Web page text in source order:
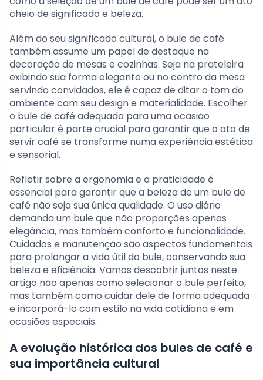
cheio de significado e beleza.
Além do seu significado cultural, o bule de café
também assume um papel de destaque na
decoração de mesas e cozinhas. Seja na prateleira
exibindo sua forma elegante ou no centro da mesa
servindo convidados, ele é capaz de ditar o tom do
ambiente com seu design e materialidade. Escolher
o bule de café adequado para uma ocasião
particular é parte crucial para garantir que o ato de
servir café se transforme numa experiência estética
e sensorial.
Refletir sobre a ergonomia e a praticidade é
essencial para garantir que a beleza de um bule de
café não seja sua única qualidade. O uso diário
demanda um bule que não proporções apenas
elegância, mas também conforto e funcionalidade.
Cuidados e manutenção são aspectos fundamentais
para prolongar a vida útil do bule, conservando sua
beleza e eficiência. Vamos descobrir juntos neste
artigo não apenas como selecionar o bule perfeito,
mas também como cuidar dele de forma adequada
e incorporá-lo com estilo na vida cotidiana e em
ocasiões especiais.
A evolução histórica dos bules de café e
sua importância cultural